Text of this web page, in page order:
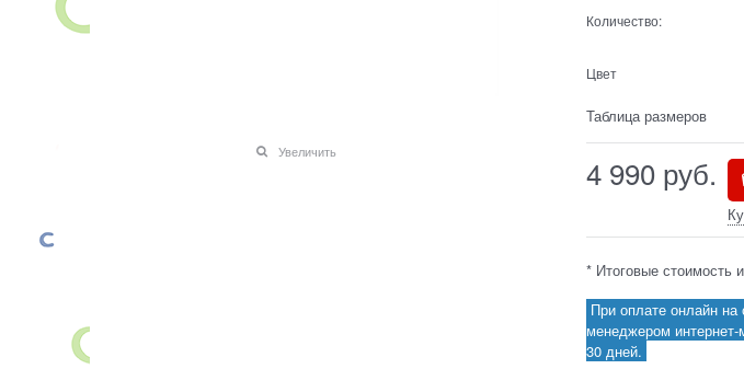
Увеличить
Количество:
Цвет
Таблица размеров
4 990 руб.
* Итоговые стоимость
При оплате онлайн на
менеджером интернет-
30 дней.